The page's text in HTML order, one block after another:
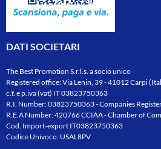
DATI SOCIETARI
The Best Promotion S.r.l.s. a socio unico
Registered office: Via Lenin, 39 - 41012 Carpi
c.f. e p.iva (vat) IT 03823750363
R.I. Number: 03823750363 - Companies
R.E.A Number: 420766 CCIAA - Chamber of
Cod. Import-export IT03823750363
Codice Univoco: USAL8PV